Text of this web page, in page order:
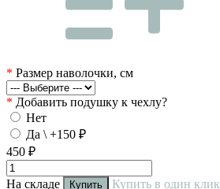
* Размер наволочки, см
* Добавить подушку к чехлу?
Нет
Да \ +150 ₽
450 ₽
На складе Купить Купить в один клик